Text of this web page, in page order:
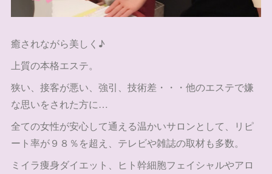
癒されながら美しく♪
上質の本格エステ。
狭い、接客が悪い、強引、技術差・・・他のエステで嫌
な思いをされた方に…
全ての女性が安心して通える温かいサロンとして、リピ
ート率が９８％を超え、テレビや雑誌の取材も多数。
ミイラ痩身ダイエット、ヒト幹細胞フェイシャルやアロ